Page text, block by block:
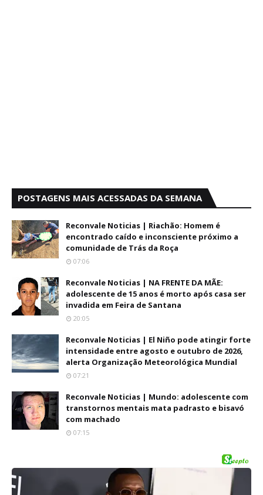
POSTAGENS MAIS ACESSADAS DA SEMANA
Reconvale Noticias | Riachão: Homem é
encontrado caído e inconsciente próximo a
comunidade de Trás da Roça
07:06
Reconvale Noticias | NA FRENTE DA MÃE:
adolescente de 15 anos é morto após casa ser
invadida em Feira de Santana
20:05
Reconvale Noticias | El Niño pode atingir forte
intensidade entre agosto e outubro de 2026,
alerta Organização Meteorológica Mundial
07:21
Reconvale Noticias | Mundo: adolescente com
transtornos mentais mata padrasto e bisavó
com machado
07:15